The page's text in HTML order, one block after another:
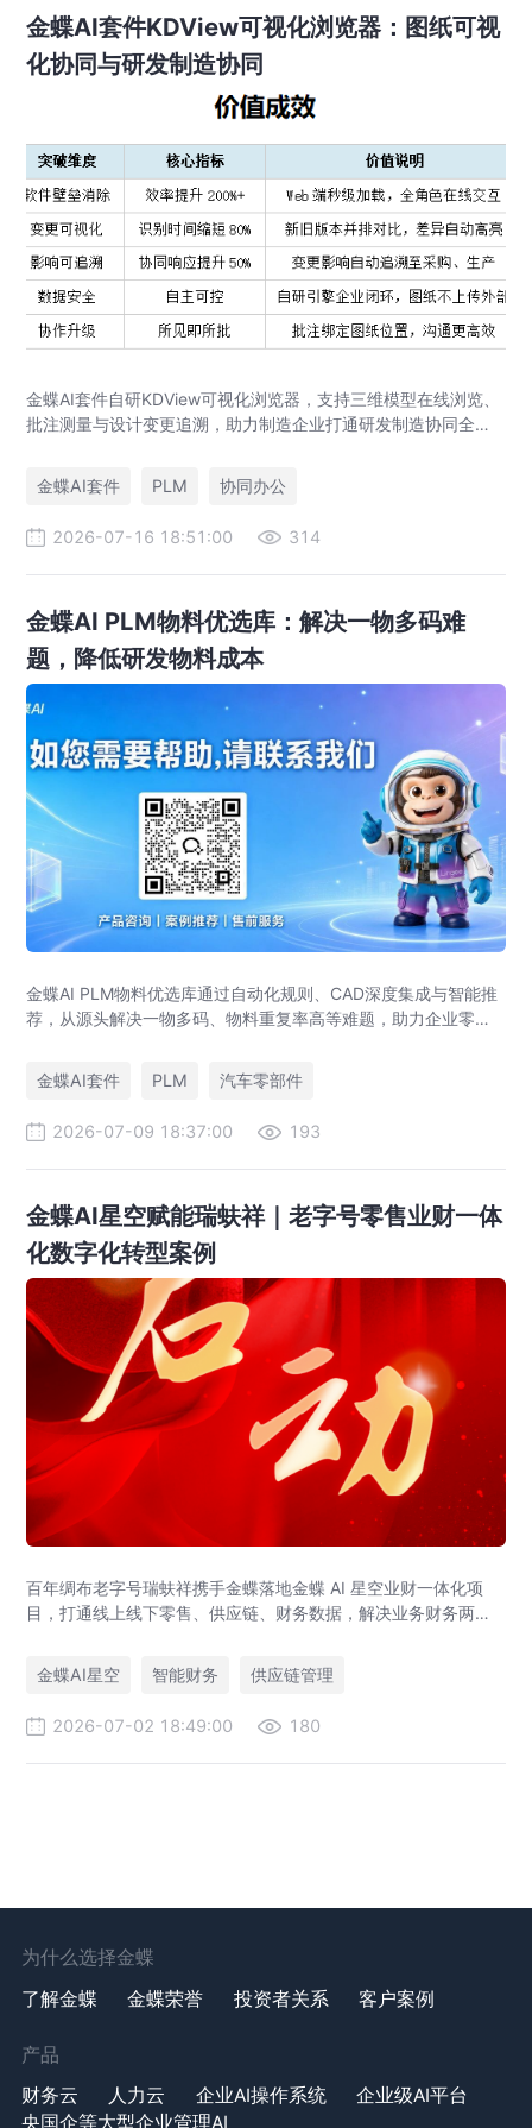
金蝶AI套件KDView可视化浏览器：图纸可视
化协同与研发制造协同
金蝶AI套件自研KDView可视化浏览器，支持三维模型在线浏览、
批注测量与设计变更追溯，助力制造企业打通研发制造协同全链
金蝶AI套件
PLM 协同办公
2026-07-16 18:51:00 314
金蝶AI PLM物料优选库：解决一物多码难
题，降低研发物料成本
金蝶AI PLM物料优选库通过自动化规则、CAD深度集成与智能推
荐，从源头解决一物多码、物料重复率高等难题，助力企业零部
金蝶AI套件
PLM 汽车零部件
2026-07-09 18:37:00 193
金蝶AI星空赋能瑞蚨祥｜老字号零售业财一体
化数字化转型案例
百年绸布老字号瑞蚨祥携手金蝶落地金蝶 AI 星空业财一体化项
目，打通线上线下零售、供应链、财务数据，解决业务财务两张
金蝶AI星空
智能财务 供应链管理
2026-07-02 18:49:00 180
为什么选择金蝶
了解金蝶
金蝶荣誉 投资者关系 客户案例
产品
财务云
人力云 企业AI操作系统
企业级AI平台
央国企等大型企业管理AI